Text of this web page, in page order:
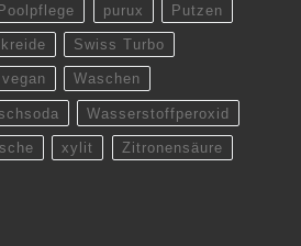
purux Putzen
Swiss Turbo
vegan Waschen
Wasserstoffperoxid
xylit Zitronensäure